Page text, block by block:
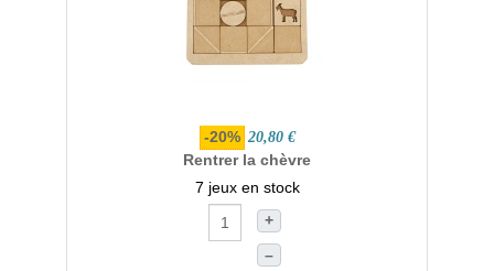
-20% 20,80 €
Rentrer la chèvre
7 jeux en stock
+
–